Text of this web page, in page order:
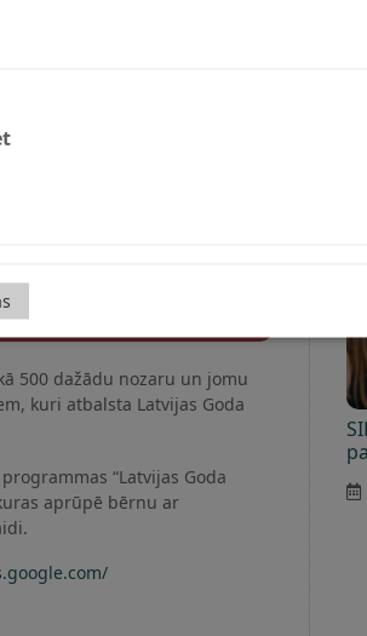
500 dažādu nozaru un jomu
kuri atbalsta Latvijas Goda
“Latvijas Goda
aprūpē bērnu ar